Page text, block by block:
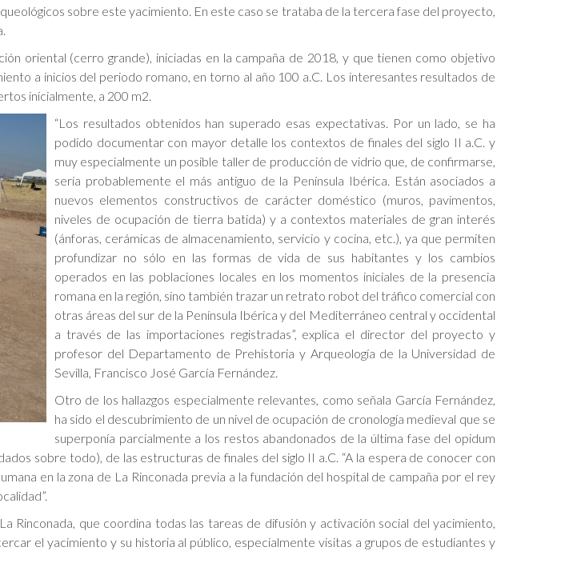
sobre este yacimiento. En este caso se trataba de la tercera fase del proyecto,
oriental (cerro grande), iniciadas en la campaña de 2018, y que tienen como objetivo
a inicios del periodo romano, en torno al año 100 a.C. Los interesantes resultados de
inicialmente, a 200 m2.
“Los resultados obtenidos han superado esas expectativas. Por un lado, se ha
podido documentar con mayor detalle los contextos de finales del siglo II a.C. y
muy especialmente un posible taller de producción de vidrio que, de confirmarse,
sería probablemente el más antiguo de la Península Ibérica. Están asociados a
nuevos elementos constructivos de carácter doméstico (muros, pavimentos,
niveles de ocupación de tierra batida) y a contextos materiales de gran interés
(ánforas, cerámicas de almacenamiento, servicio y cocina, etc.), ya que permiten
profundizar no sólo en las formas de vida de sus habitantes y los cambios
operados en las poblaciones locales en los momentos iniciales de la presencia
romana en la región, sino también trazar un retrato robot del tráfico comercial con
otras áreas del sur de la Península Ibérica y del Mediterráneo central y occidental
a través de las importaciones registradas”, explica el director del proyecto y
profesor del Departamento de Prehistoria y Arqueología de la Universidad de
Sevilla, Francisco José García Fernández.
Otro de los hallazgos especialmente relevantes, como señala García Fernández,
ha sido el descubrimiento de un nivel de ocupación de cronología medieval que se
superponía parcialmente a los restos abandonados de la última fase del opidum
sobre todo), de las estructuras de finales del siglo II a.C. “A la espera de conocer con
en la zona de La Rinconada previa a la fundación del hospital de campaña por el rey
Rinconada, que coordina todas las tareas de difusión y activación social del yacimiento,
el yacimiento y su historia al público, especialmente visitas a grupos de estudiantes y